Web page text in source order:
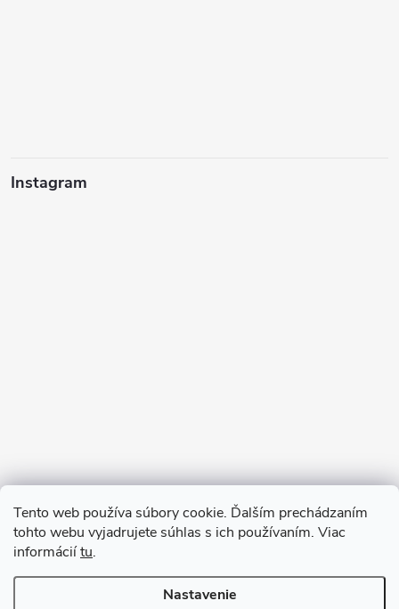
Tento web používa súbory cookie. Ďalším prechádzaním
tohto webu vyjadrujete súhlas s ich používaním. Viac
informáciítu.
Nastavenie
Instagram
Sledovať na Instagrame